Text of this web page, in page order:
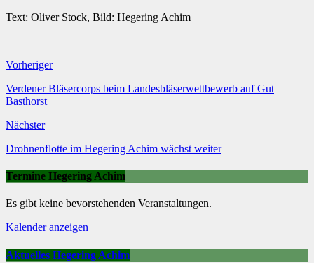
Text: Oliver Stock, Bild: Hegering Achim
Vorheriger
Verdener Bläsercorps beim Landesbläserwettbewerb auf Gut
Basthorst
Nächster
Drohnenflotte im Hegering Achim wächst weiter
Termine Hegering Achim
Es gibt keine bevorstehenden Veranstaltungen.
Kalender anzeigen
Aktuelles Hegering Achim